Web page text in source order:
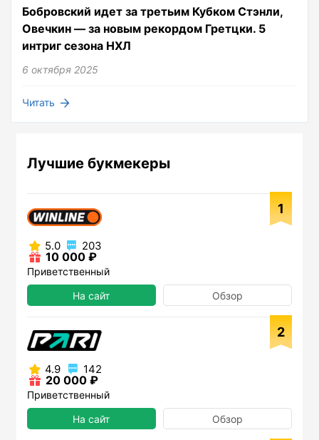
Бобровский идет за третьим Кубком Стэнли,
Овечкин — за новым рекордом Гретцки. 5
интриг сезона НХЛ
6 октября 2025
Читать
Лучшие букмекеры
1
5.0 203
10 000 ₽
Приветственный
На сайт
Обзор
2
4.9 142
20 000 ₽
Приветственный
На сайт
Обзор